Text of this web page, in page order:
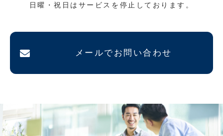
日曜・祝日はサービスを停止しております。
メールでお問い合わせ